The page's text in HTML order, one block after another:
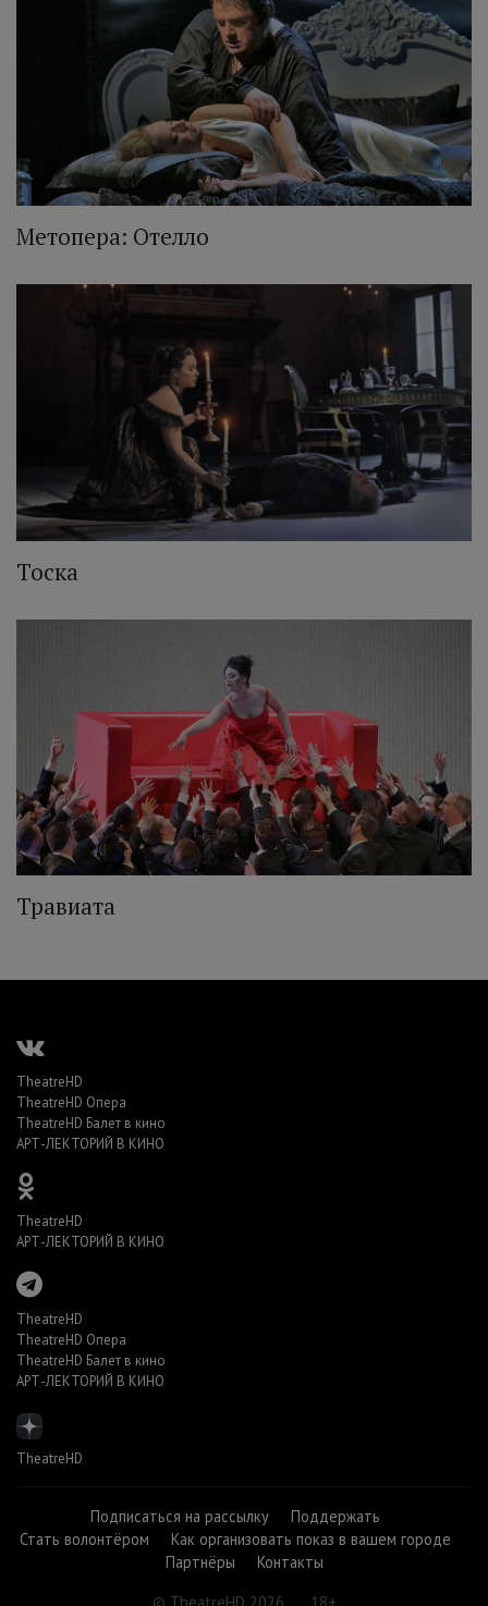
Метопера: Отелло
Тоска
Травиата
TheatreHD
TheatreHD Опера
TheatreHD Балет в кино
АРТ-ЛЕКТОРИЙ В КИНО
TheatreHD
АРТ-ЛЕКТОРИЙ В КИНО
TheatreHD
TheatreHD Опера
TheatreHD Балет в кино
АРТ-ЛЕКТОРИЙ В КИНО
TheatreHD
Подписаться на рассылку
Поддержать
Стать волонтёром
Как организовать показ в вашем городе
Партнёры
Контакты